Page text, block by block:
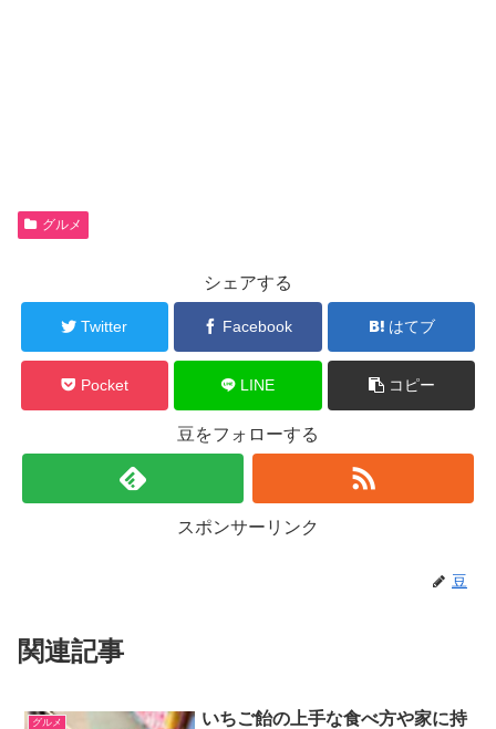
グルメ
シェアする
Twitter Facebook はてブ
Pocket LINE コピー
豆をフォローする
スポンサーリンク
豆
関連記事
グルメ
いちご飴の上手な食べ方や家に持